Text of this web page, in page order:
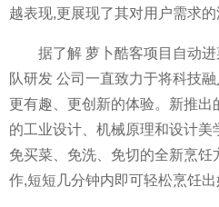
越表现,更展现了其对用户需求的
据了解 萝卜酷客项目自动
队研发 公司一直致力于将科技
更有趣、更创新的体验。新推
的工业设计、机械原理和设计美
免买菜、免洗、免切的全新烹
作,短短几分钟内即可轻松烹饪